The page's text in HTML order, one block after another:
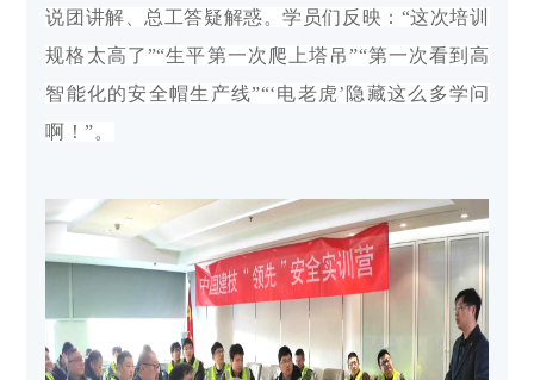
说团讲解、总工答疑解惑。学员们反映：“这次培训
规格太高了”“生平第一次爬上塔吊”“第一次看到高
智能化的安全帽生产线”“‘电老虎’隐藏这么多学问
啊！”。